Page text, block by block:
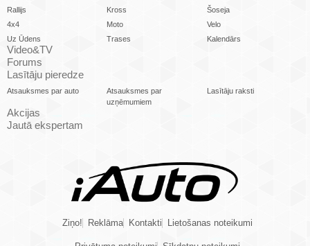
Rallijs Kross
Šoseja
4x4
Moto
Velo
Uz Ūdens
Trases Kalendārs
Video&TV
Forums
Lasītāju pieredze
Atsauksmes par auto
Atsauksmes par
uzņēmumiem
Lasītāju raksti
Akcijas
Jautā ekspertam
Ziņo! Reklāma Kontakti Lietošanas noteikumi